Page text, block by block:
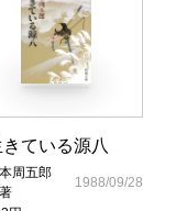
ている源八
周五郎
1988/09/28